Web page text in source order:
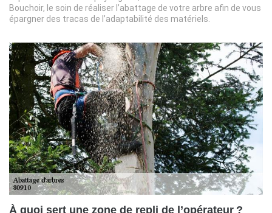
Bouchoir, le soin de réaliser l’abattage de votre arbre afin de vous
épargner des tracas de l’adaptabilité des matériels.
À quoi sert une zone de repli de l’opérateur ?